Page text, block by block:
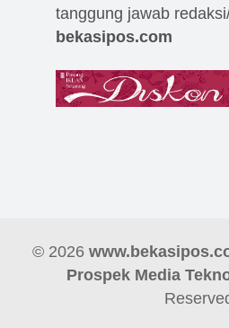
tanggung jawab
bekasipos.com
© 2026
Prospek Media